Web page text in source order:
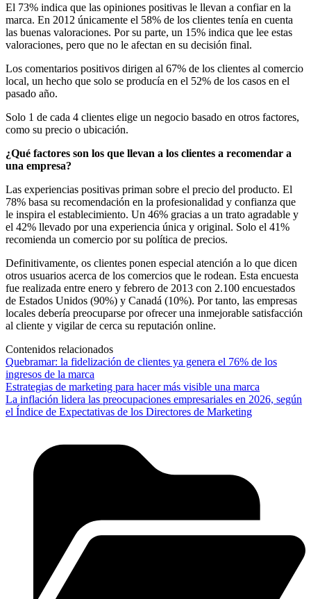
El 73% indica que las opiniones positivas le llevan a confiar en la
marca. En 2012 únicamente el 58% de los clientes tenía en cuenta
las buenas valoraciones. Por su parte, un 15% indica que lee estas
valoraciones, pero que no le afectan en su decisión final.
Los comentarios positivos dirigen al 67% de los clientes al comercio
local, un hecho que solo se producía en el 52% de los casos en el
pasado año.
Solo 1 de cada 4 clientes elige un negocio basado en otros factores,
como su precio o ubicación.
¿Qué factores son los que llevan a los clientes a recomendar a
una empresa?
Las experiencias positivas priman sobre el precio del producto. El
78% basa su recomendación en la profesionalidad y confianza que
le inspira el establecimiento. Un 46% gracias a un trato agradable y
el 42% llevado por una experiencia única y original. Solo el 41%
recomienda un comercio por su política de precios.
Definitivamente, os clientes ponen especial atención a lo que dicen
otros usuarios acerca de los comercios que le rodean. Esta encuesta
fue realizada entre enero y febrero de 2013 con 2.100 encuestados
de Estados Unidos (90%) y Canadá (10%). Por tanto, las empresas
locales debería preocuparse por ofrecer una inmejorable satisfacción
al cliente y vigilar de cerca su reputación online.
Contenidos relacionados
Quebramar: la fidelización de clientes ya genera el 76% de los
ingresos de la marca
Estrategias de marketing para hacer más visible una marca
La inflación lidera las preocupaciones empresariales en 2026, según
el Índice de Expectativas de los Directores de Marketing